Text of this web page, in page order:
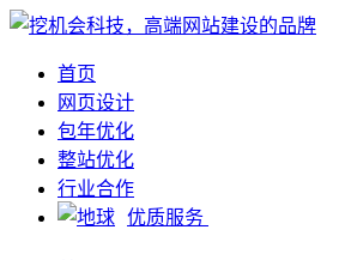
首页
网页设计
包年优化
整站优化
行业合作
优质服务